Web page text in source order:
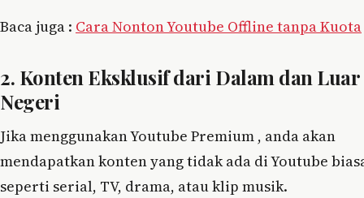
Baca juga : Cara Nonton Youtube Offline tanpa Kuota
2. Konten Eksklusif dari Dalam dan Luar
Negeri
Jika menggunakan Youtube Premium , anda akan
mendapatkan konten yang tidak ada di Youtube
seperti serial, TV, drama, atau klip musik.